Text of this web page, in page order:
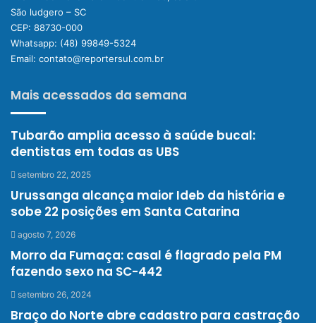
São ludgero – SC
CEP: 88730-000
Whatsapp: (48) 99849-5324
Email: contato@reportersul.com.br
Mais acessados da semana
Tubarão amplia acesso à saúde bucal:
dentistas em todas as UBS
setembro 22, 2025
Urussanga alcança maior Ideb da história e
sobe 22 posições em Santa Catarina
agosto 7, 2026
Morro da Fumaça: casal é flagrado pela PM
fazendo sexo na SC-442
setembro 26, 2024
Braço do Norte abre cadastro para castração